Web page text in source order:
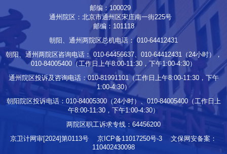
邮编：100029
通州院区：北京市通州区宋庄南一街225号
邮编：101118
朝阳、通州两院区总机电话： 010-64412431
朝阳、通州两院区咨询电话： 010-64456637、 010-64412431（24小时），
010-84005400 （工作日上午8:00-11:30，下午1:00-4:30）
通州院区投诉及咨询电话：010-81991101（工作日上午8:00-11:30，下午
1:00-4:30）
朝阳院区投诉电话： 010-84005300（24小时）、010-84005400（工作日上
午8:00-11:30，下午1:00-4:30）
两院区职工诉求专线： 64456200
京卫计网审[2024]第0113号 京ICP备11017250号-3
文保网安备案：
110402430098